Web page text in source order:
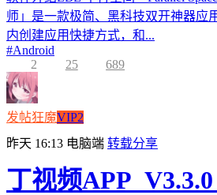
师」是一款极简、黑科技双开神器应
内创建应用快捷方式，和...
#Android
2
25 689
发帖狂魔VIP2
昨天 16:13 电脑端 转载分享
丁视频